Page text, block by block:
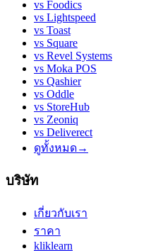
vs Foodics
vs Lightspeed
vs Toast
vs Square
vs Revel Systems
vs Moka POS
vs Qashier
vs Oddle
vs StoreHub
vs Zeoniq
vs Deliverect
ดูทั้งหมด→
บริษัท
เกี่ยวกับเรา
ราคา
kliklearn